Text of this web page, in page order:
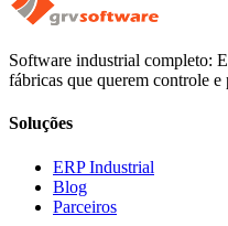
Software industrial completo:
fábricas que querem controle
Soluções
ERP Industrial
Blog
Parceiros